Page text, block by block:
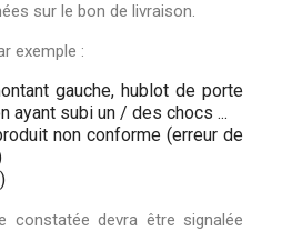
sur le bon de livraison.
exemple :
gauche, hublot de porte
ayant subi un / des chocs ...
non conforme (erreur de
constatée devra être signalée